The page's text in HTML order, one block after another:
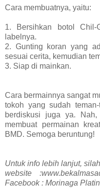
Cara membuatnya, yaitu:
1. Bersihkan botol
labelnya.
2. Gunting koran yang
sesuai cerita, kemudian
3. Siap di mainkan.
Cara bermainnya sangat
tokoh yang sudah
berdiskusi juga ya.
membuat permainan
BMD. Semoga beruntung!
Untuk info lebih lanjut,
website
Facebook : Morinaga